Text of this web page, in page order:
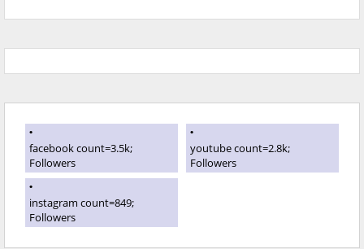
facebook count=3.5k;
Followers
youtube count=2.8k;
Followers
instagram count=849;
Followers